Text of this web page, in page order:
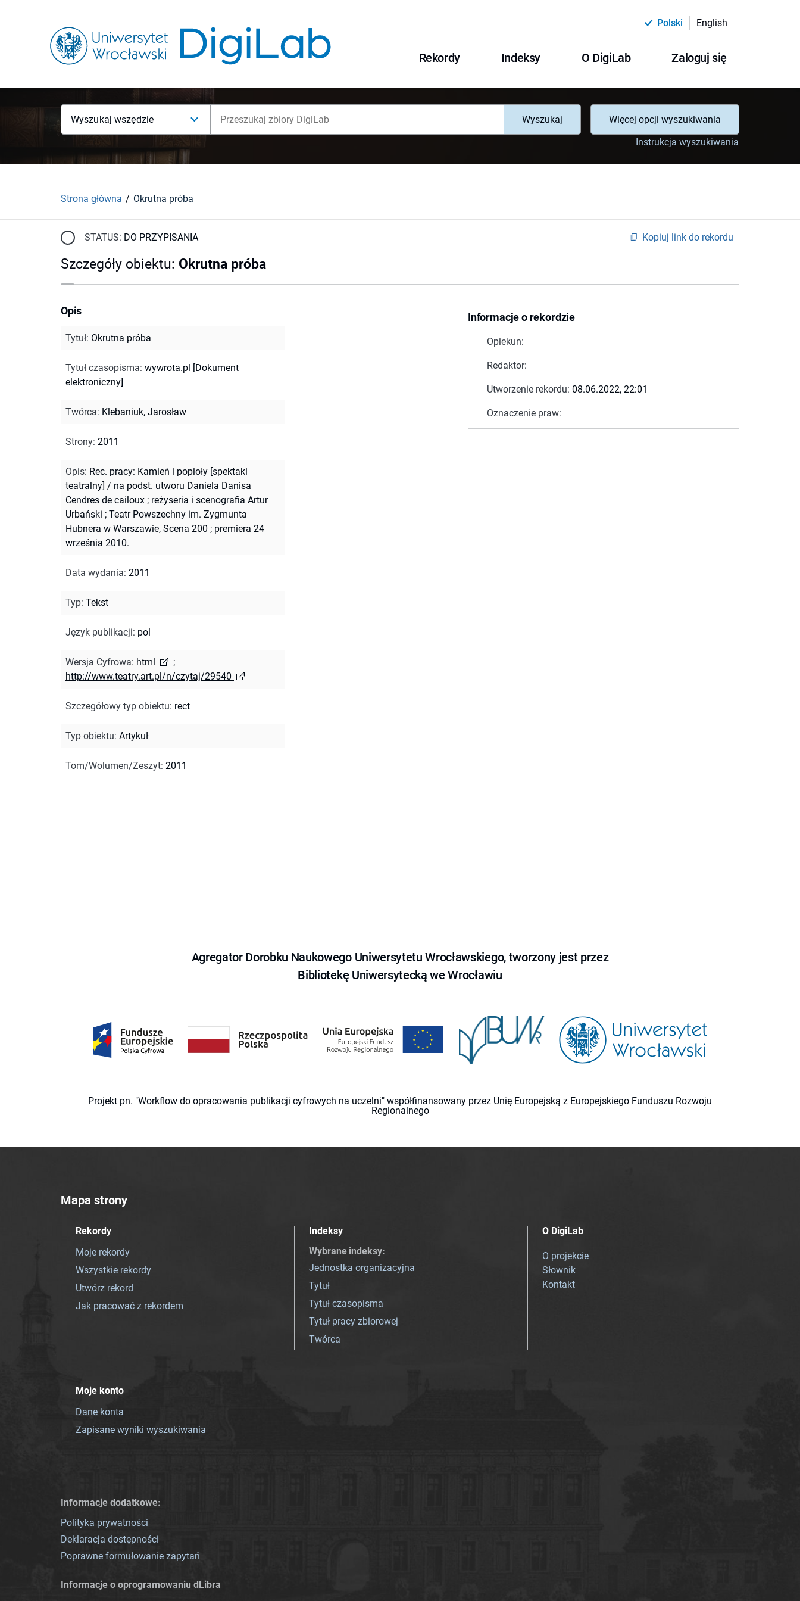
Polski English
Rekordy Indeksy O DigiLab Zaloguj się
Wyszukaj wszędzie Wyszukaj
Więcej opcji wyszukiwania
Instrukcja wyszukiwania
Strona główna Okrutna próba
STATUS: DO PRZYPISANIA Kopiuj link do rekordu
Szczegóły obiektu: Okrutna próba
Informacje o rekordzie
Opiekun:
Redaktor:
Utworzenie rekordu: 08.06.2022, 22:01
Oznaczenie praw:
Opis
Tytuł: Okrutna próba
Tytuł czasopisma: wywrota.pl [Dokument
elektroniczny]
Twórca: Klebaniuk, Jarosław
Strony: 2011
Opis: Rec. pracy: Kamień i popioły [spektakl
teatralny] / na podst. utworu Daniela Danisa
Cendres de cailoux ; reżyseria i scenografia Artur
Urbański ; Teatr Powszechny im. Zygmunta
Hubnera w Warszawie, Scena 200 ; premiera 24
września 2010.
Data wydania: 2011
Typ: Tekst
Język publikacji: pol
Wersja Cyfrowa: html
;
http://www.teatry.art.pl/n/czytaj/29540
Szczegółowy typ obiektu: rect
Typ obiektu: Artykuł
Tom/Wolumen/Zeszyt: 2011
Agregator Dorobku Naukowego Uniwersytetu Wrocławskiego, tworzony jest przez
Bibliotekę Uniwersytecką we Wrocławiu
Projekt pn. "Workflow do opracowania publikacji cyfrowych na uczelni" współfinansowany przez Unię Europejską z Europejskiego Funduszu Rozwoju
Regionalnego
Mapa strony
Rekordy
Moje rekordy
Wszystkie rekordy
Utwórz rekord
Jak pracować z rekordem
Indeksy
Wybrane indeksy:
Jednostka organizacyjna
Tytuł
Tytuł czasopisma
Tytuł pracy zbiorowej
Twórca
O DigiLab
O projekcie
Słownik
Kontakt
Moje konto
Dane konta
Zapisane wyniki wyszukiwania
Informacje dodatkowe:
Polityka prywatności
Deklaracja dostępności
Poprawne formułowanie zapytań
Informacje o oprogramowaniu dLibra